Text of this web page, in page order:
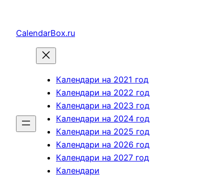
содержимому
CalendarBox.ru
Календари на 2021 год
Календари на 2022 год
Календари на 2023 год
Календари на 2024 год
Календари на 2025 год
Календари на 2026 год
Календари на 2027 год
Календари